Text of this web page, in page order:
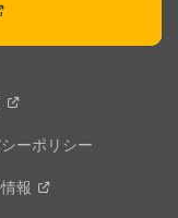
in a new window
ーポリシー
報